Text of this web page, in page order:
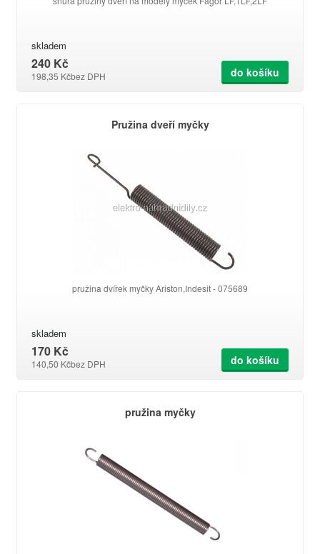
skladem
240 Kč
198,35 Kčbez DPH do košíku
Pružina dveří myčky
pružina dvířek myčky Ariston,Indesit - 075689
skladem
170 Kč
140,50 Kčbez DPH do košíku
pružina myčky